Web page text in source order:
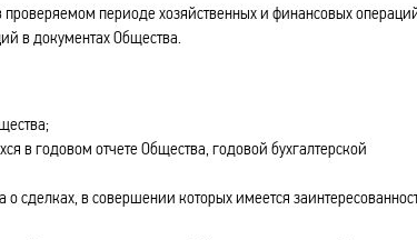
периоде хозяйственных и финансовых
в документах Общества.
в годовом отчете Общества, годовой бухгалтерской
сделках, в совершении которых имеется